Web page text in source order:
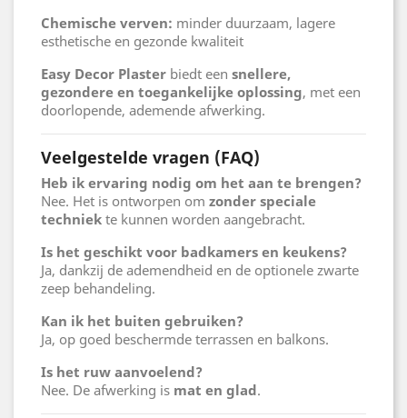
Chemische verven: minder duurzaam, lagere
esthetische en gezonde kwaliteit
Easy Decor Plaster biedt een snellere,
gezondere en toegankelijke oplossing, met een
doorlopende, ademende afwerking.
Veelgestelde vragen (FAQ)
Heb ik ervaring nodig om het aan te brengen?
Nee. Het is ontworpen om zonder speciale
techniek te kunnen worden aangebracht.
Is het geschikt voor badkamers en keukens?
Ja, dankzij de ademendheid en de optionele zwarte
zeep behandeling.
Kan ik het buiten gebruiken?
Ja, op goed beschermde terrassen en balkons.
Is het ruw aanvoelend?
Nee. De afwerking is mat en glad.